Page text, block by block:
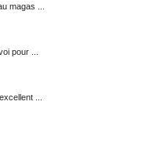
magas ...
pour ...
...